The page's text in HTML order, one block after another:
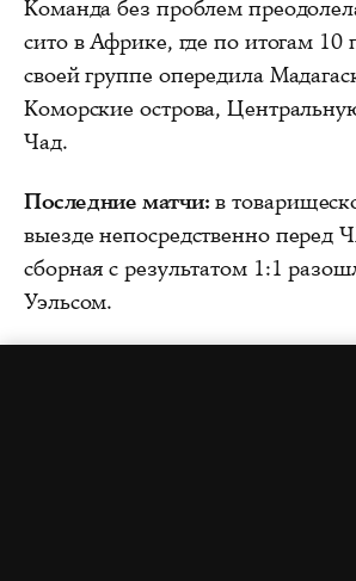
Команда без проблем
сито в Африке, где по итогам 10
своей группе опередила
Коморские острова,
Чад.
Последние матчи: в
выезде непосредственно перед
сборная с результатом 1:1
Уэльсом.